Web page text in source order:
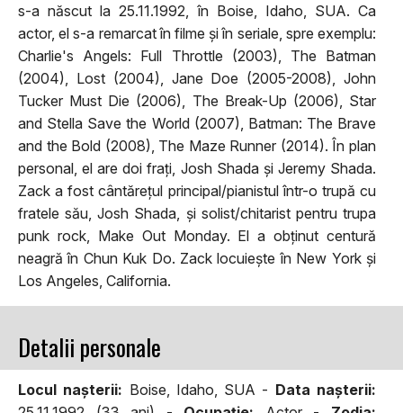
s-a născut la 25.11.1992, în Boise, Idaho, SUA. Ca
actor, el s-a remarcat în filme și în seriale, spre exemplu:
Charlie's Angels: Full Throttle (2003), The Batman
(2004), Lost (2004), Jane Doe (2005-2008), John
Tucker Must Die (2006), The Break-Up (2006), Star
and Stella Save the World (2007), Batman: The Brave
and the Bold (2008), The Maze Runner (2014). În plan
personal, el are doi frați, Josh Shada și Jeremy Shada.
Zack a fost cântărețul principal/pianistul într-o trupă cu
fratele său, Josh Shada, și solist/chitarist pentru trupa
punk rock, Make Out Monday. El a obținut centură
neagră în Chun Kuk Do. Zack locuiește în New York și
Los Angeles, California.
Detalii personale
Locul naşterii: Boise, Idaho, SUA - Data naşterii: